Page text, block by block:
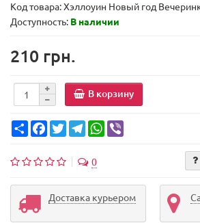
Код товара:Хэллоуин Новый год
Доступность: В наличии
210 грн.
В корзину
Share FacebookTwitterTelegramWhatsApp
0
Доставка курьером